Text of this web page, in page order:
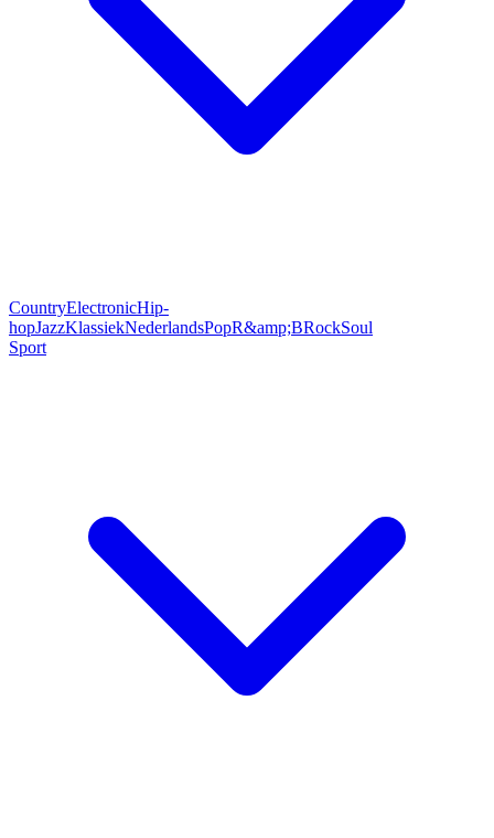
CountryElectronicHip-
hopJazzKlassiekNederlandsPopR&amp;BRockSoul
Sport